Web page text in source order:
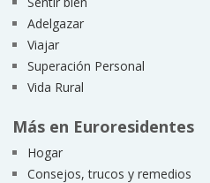
Adelgazar
Viajar
Superación Personal
Vida Rural
Más en Euroresidentes
Hogar
Consejos, trucos y remedios